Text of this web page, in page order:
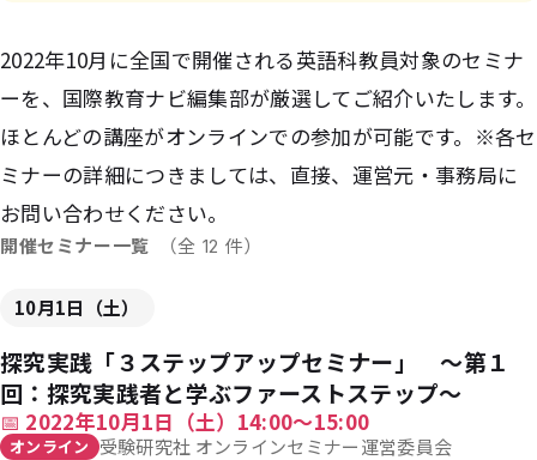
2022年10月に全国で開催される英語科教員対象のセミナ
ーを、国際教育ナビ編集部が厳選してご紹介いたします。
ほとんどの講座がオンラインでの参加が可能です。※各セ
ミナーの詳細につきましては、直接、運営元・事務局に
お問い合わせください。
開催セミナー一覧 （全 12 件）
10月1日（土）
探究実践「３ステップアップセミナー」 〜第１
回：探究実践者と学ぶファーストステップ〜
📅 2022年10月1日（土）14:00〜15:00
オンライン 受験研究社 オンラインセミナー運営委員会